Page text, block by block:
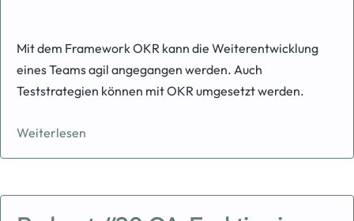
Mit dem Framework OKR kann die Weiterentwicklung
eines Teams agil angegangen werden. Auch
Teststrategien können mit OKR umgesetzt werden.
Weiterlesen